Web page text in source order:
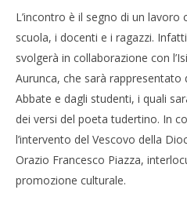
L’incontro è il segno di un
scuola, i docenti e i ragazzi.
svolgerà in collaborazione con
Aurunca, che sarà rappresentato
Abbate e dagli studenti, i quali
dei versi del poeta tudertino. In
l’intervento del Vescovo della
Orazio Francesco Piazza,
promozione culturale.